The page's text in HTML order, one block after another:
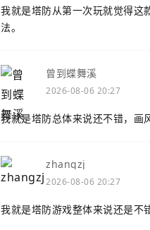
我就是塔防从第一次玩就觉得这
法。
曾到蝶舞溪
2026-08-06 20:27
我就是塔防总体来说还不错，画
zhangzj
2026-08-06 20:27
我就是塔防游戏整体来说还是不